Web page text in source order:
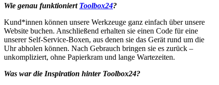
Wie genau funktioniert Toolbox24?
Kund*innen können unsere Werkzeuge ganz einfach über unsere
Website buchen. Anschließend erhalten sie einen Code für eine
unserer Self-Service-Boxen, aus denen sie das Gerät rund um die
Uhr abholen können. Nach Gebrauch bringen sie es zurück –
unkompliziert, ohne Papierkram und lange Wartezeiten.
Was war die Inspiration hinter Toolbox24?